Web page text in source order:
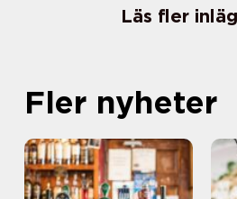
Läs fler
Fler nyheter